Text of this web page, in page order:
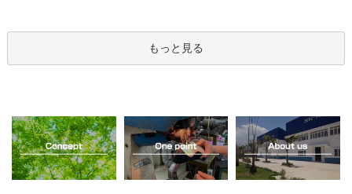
もっと見る